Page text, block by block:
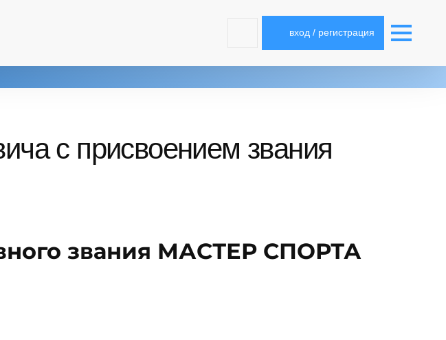
вход / регистрация
с присвоением звания
звания МАСТЕР СПОРТА